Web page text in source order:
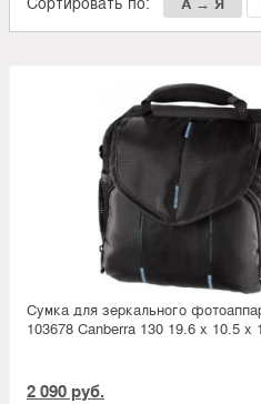
Сумка для зеркального
103678 Canberra 130 19.6 х 10.5 х
2 090 руб.